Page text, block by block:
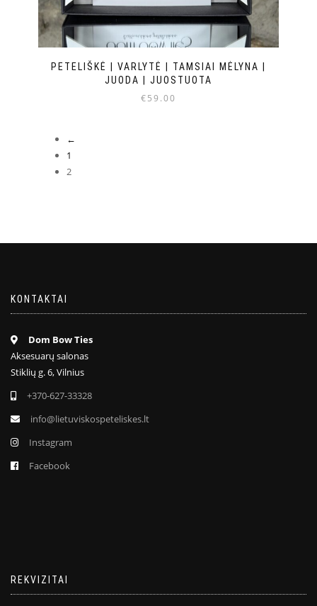
PETELIŠKĖ | VARLYTĖ | TAMSIAI MĖLYNA |
JUODA | JUOSTUOTA
€59.00
←
1
2
KONTAKTAI
Dom Bow Ties
Aksesuarų salonas
Stiklių g. 6, Vilnius
+370-627-33328
info@lietuviskospeteliskes.lt
Instagram
Facebook
REKVIZITAI